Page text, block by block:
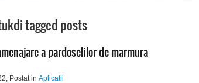
tagged posts
a pardoselilor de marmura
, Postat in Aplicatii